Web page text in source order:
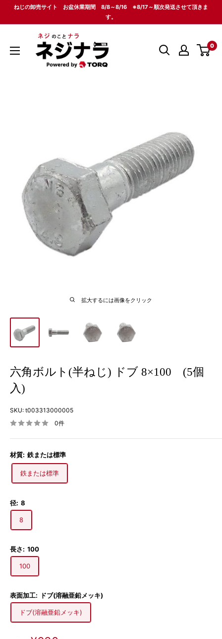
ねじの卸売サイト お盆休業期間 8/8～8/16 ※8/17～順次発送させて頂きま
す。
0
拡大するには画像をクリック
六角ボルト(半ねじ) ドブ 8×100 (5個
入)
SKU: t003313000005
0件
材質: 鉄または標準
鉄または標準
径: 8
8
長さ: 100
100
表面加工: ドブ(溶融亜鉛メッキ)
ドブ(溶融亜鉛メッキ)